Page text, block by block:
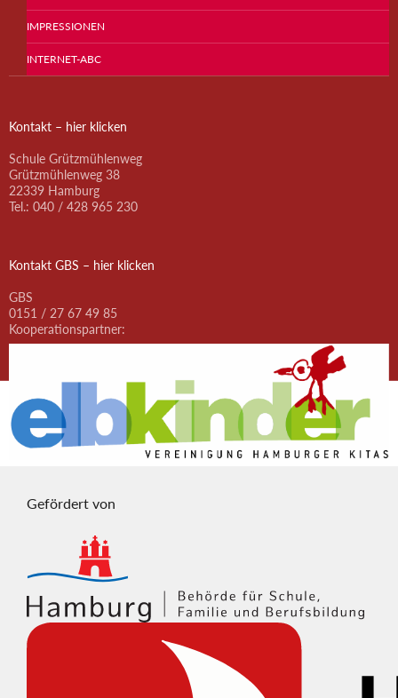
IMPRESSIONEN
INTERNET-ABC
Kontakt – hier klicken
Schule Grützmühlenweg
Grützmühlenweg 38
22339 Hamburg
Tel.: 040 / 428 965 230
Kontakt GBS – hier klicken
GBS
0151 / 27 67 49 85
Kooperationspartner:
Gefördert von